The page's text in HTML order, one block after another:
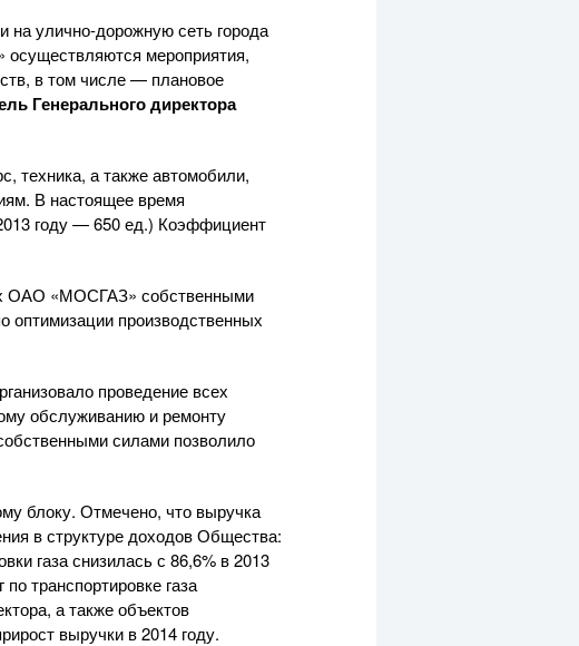
наулично-дорожнуюсеть города
осуществляются мероприятия,
в том числе — плановое
Генерального директора
техника, а также автомобили,
В настоящее время
году — 650 ед.) Коэффициент
ОАО «МОСГАЗ» собственными
оптимизации производственных
проведение всех
обслуживанию и ремонту
силами позволило
блоку. Отмечено, что выручка
в структуре доходов Общества:
газа снизилась с 86,6% в 2013
транспортировке газа
а также объектов
выручки в 2014 году.